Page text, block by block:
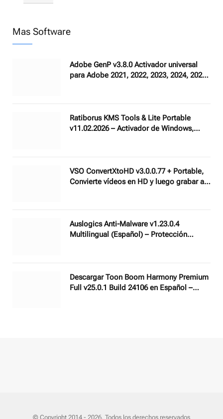
Mas Software
Adobe GenP v3.8.0 Activador universal
para Adobe 2021, 2022, 2023, 2024, 2025
Ratiborus KMS Tools & Lite Portable
v11.02.2026 – Activador de Windows,
VSO ConvertXtoHD v3.0.0.77 + Portable,
Convierte vídeos en HD y luego grabar a
Auslogics Anti-Malware v1.23.0.4
Multilingual (Español) – Protección
Descargar Toon Boom Harmony Premium
Full v25.0.1 Build 24106 en Español –
© Copyright 2014 - 2026. Todos los derechos reservados